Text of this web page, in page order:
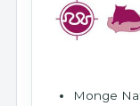
Monge